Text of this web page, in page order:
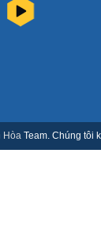
Hòa Team. Chúng tôi